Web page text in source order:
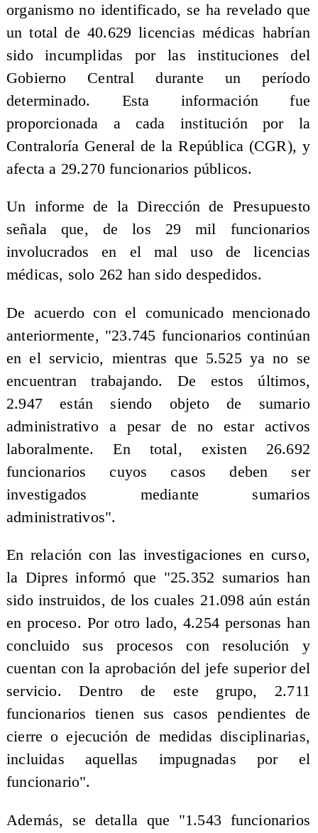
organismo no identificado, se ha revelado que
un total de 40.629 licencias médicas habrían
sido incumplidas por las instituciones del
Gobierno Central durante un período
determinado. Esta información fue
proporcionada a cada institución por la
Contraloría General de la República (CGR), y
afecta a 29.270 funcionarios públicos.
Un informe de la Dirección de Presupuesto
señala que, de los 29 mil funcionarios
involucrados en el mal uso de licencias
médicas, solo 262 han sido despedidos.
De acuerdo con el comunicado mencionado
anteriormente, "23.745 funcionarios continúan
en el servicio, mientras que 5.525 ya no se
encuentran trabajando. De estos últimos,
2.947 están siendo objeto de sumario
administrativo a pesar de no estar activos
laboralmente. En total, existen 26.692
funcionarios cuyos casos deben ser
investigados mediante sumarios
administrativos".
En relación con las investigaciones en curso,
la Dipres informó que "25.352 sumarios han
sido instruidos, de los cuales 21.098 aún están
en proceso. Por otro lado, 4.254 personas han
concluido sus procesos con resolución y
cuentan con la aprobación del jefe superior del
servicio. Dentro de este grupo, 2.711
funcionarios tienen sus casos pendientes de
cierre o ejecución de medidas disciplinarias,
incluidas aquellas impugnadas por el
funcionario".
Además, se detalla que "1.543 funcionarios